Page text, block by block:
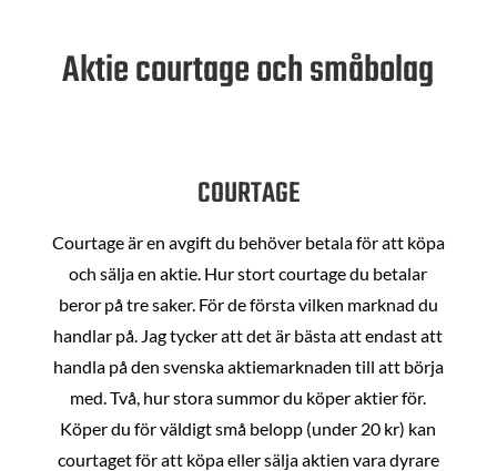
Aktie courtage och småbolag
COURTAGE
Courtage är en avgift du behöver betala för att köpa
och sälja en aktie. Hur stort courtage du betalar
beror på tre saker. För de första vilken marknad du
handlar på. Jag tycker att det är bästa att endast att
handla på den svenska aktiemarknaden till att börja
med. Två, hur stora summor du köper aktier för.
Köper du för väldigt små belopp (under 20 kr) kan
courtaget för att köpa eller sälja aktien vara dyrare